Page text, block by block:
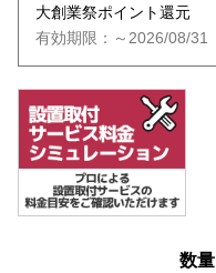
大創業祭ポイント還元
有効期限：～2026/08/31
数量